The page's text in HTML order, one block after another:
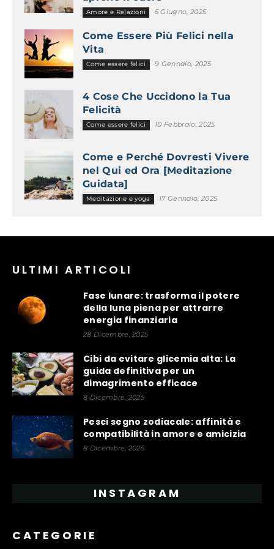
Amore e Relazioni 5 Giugno, 2025
Come Essere Più Felici nella
Vita
Come essere felici 9 Gennaio, 2025
4 Cose Che Uccidono la Tua
Felicità
Come essere felici 10 Febbraio, 2025
Come e Perché Dovresti Vivere
nel Qui ed Ora [Meditazione
Guidata]
Meditazione e yoga 17 Gennaio, 2025
ULTIMI ARTICOLI
Fase lunare: trasforma il potere
della luna piena per attrarre
energia finanziaria
28 Dicembre, 2025
Cibi da evitare glicemia alta: La
guida definitiva per un
dimagrimento efficace
8 Dicembre, 2025
Pesci segno zodiacale: affinità e
compatibilità in amore e amicizia
8 Dicembre, 2025
INSTAGRAM
CATEGORIE